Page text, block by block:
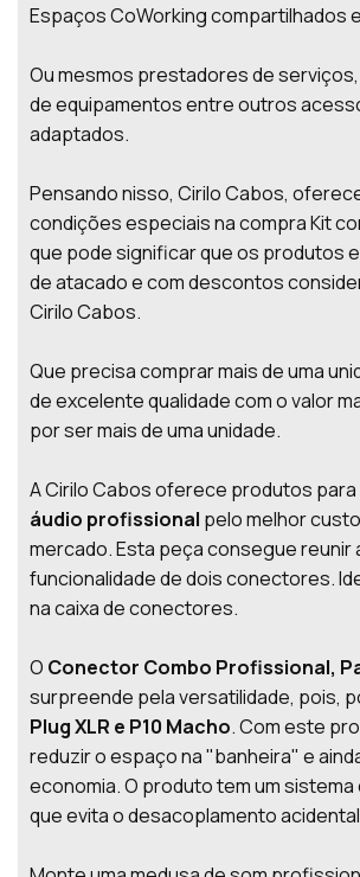
Espaços CoWorking compartilhados
Ou mesmos prestadores de
de equipamentos entre outros
adaptados.
Pensando nisso, Cirilo Cabos,
condições especiais na compra Kit
que pode significar que os produtos
de atacado e com descontos
Cirilo Cabos.
Que precisa comprar mais de uma
de excelente qualidade com o valor
por ser mais de uma unidade.
A Cirilo Cabos oferece produtos
áudio profissional pelo melhor
mercado. Esta peça consegue reunir
funcionalidade de dois conectores.
na caixa de conectores.
O Conector Combo Profissional,
surpreende pela versatilidade, pois,
Plug XLR e P10 Macho. Com este
reduzir o espaço na "banheira" e
economia. O produto tem um
que evita o desacoplamento